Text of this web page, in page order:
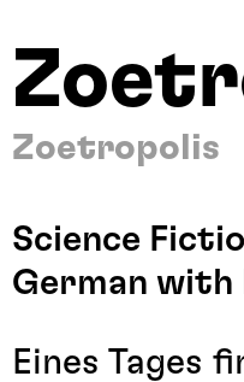
Zoetropolis
Science
German with
Eines Tages